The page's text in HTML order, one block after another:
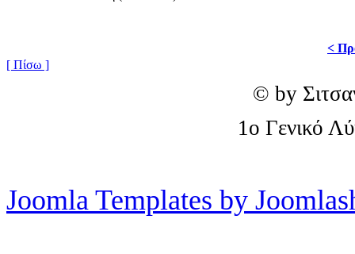
<
[ Πίσω ]
© by
1o Γενικό
Joomla Templates by